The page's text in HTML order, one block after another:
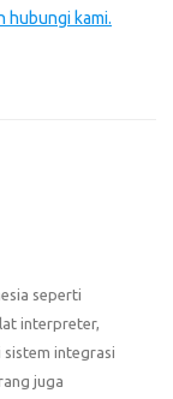
hubungi kami.
seperti
interpreter,
integrasi
juga